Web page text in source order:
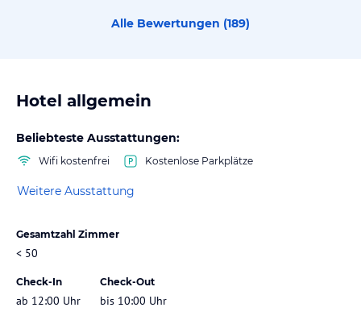
Alle Bewertungen (189)
Hotel allgemein
Beliebteste Ausstattungen:
Wifi kostenfrei Kostenlose Parkplätze
Weitere Ausstattung
Gesamtzahl Zimmer
< 50
Check-In
ab 12:00 Uhr
Check-Out
bis 10:00 Uhr